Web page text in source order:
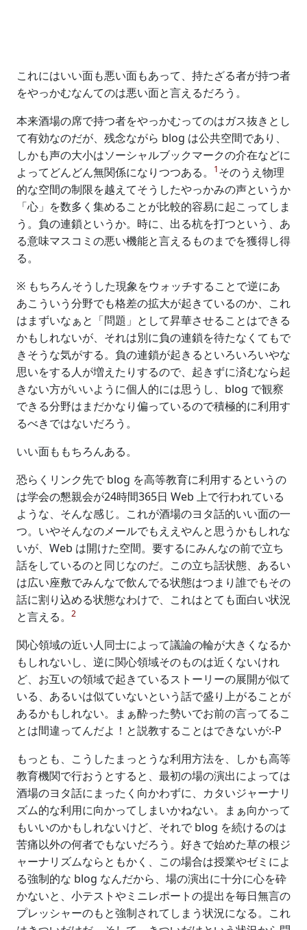
これにはいい面も悪い面もあって、持たざる者が持つ者
をやっかむなんてのは悪い面と言えるだろう。
本来酒場の席で持つ者をやっかむってのはガス抜きとし
て有効なのだが、残念ながら blog は公共空間であり、
しかも声の大小はソーシャルブックマークの介在などに
よってどんどん無関係になりつつある。
1そのうえ物理
的な空間の制限を越えてそうしたやっかみの声というか
「心」を数多く集めることが比較的容易に起こってしま
う。負の連鎖というか。時に、出る杭を打つという、あ
る意味マスコミの悪い機能と言えるものまでを獲得し得
る。
※ もちろんそうした現象をウォッチすることで逆にあ
あこういう分野でも格差の拡大が起きているのか、これ
はまずいなぁと「問題」として昇華させることはできる
かもしれないが、それは別に負の連鎖を待たなくてもで
きそうな気がする。負の連鎖が起きるといろいろいやな
思いをする人が増えたりするので、起きずに済むなら起
きない方がいいように個人的には思うし、blog で観察
できる分野はまだかなり偏っているので積極的に利用す
るべきではないだろう。
いい面ももちろんある。
恐らくリンク先で blog を高等教育に利用するというの
は学会の懇親会が24時間365日 Web 上で行われている
ような、そんな感じ。これが酒場のヨタ話的いい面の一
つ。いやそんなのメールでもええやんと思うかもしれな
いが、Web は開けた空間。要するにみんなの前で立ち
話をしているのと同じなのだ。この立ち話状態、あるい
は広い座敷でみんなで飲んでる状態はつまり誰でもその
話に割り込める状態なわけで、これはとても面白い状況
と言える。
2
関心領域の近い人同士によって議論の輪が大きくなるか
もしれないし、逆に関心領域そのものは近くないけれ
ど、お互いの領域で起きているストーリーの展開が似て
いる、あるいは似ていないという話で盛り上がることが
あるかもしれない。まぁ酔った勢いでお前の言ってるこ
とは間違ってんだよ！と説教することはできないが:-P
もっとも、こうしたまっとうな利用方法を、しかも高等
教育機関で行おうとすると、最初の場の演出によっては
酒場のヨタ話にまったく向かわずに、カタいジャーナリ
ズム的な利用に向かってしまいかねない。まぁ向かって
もいいのかもしれないけど、それで blog を続けるのは
苦痛以外の何者でもないだろう。好きで始めた草の根ジ
ャーナリズムならともかく、この場合は授業やゼミによ
る強制的な blog なんだから、場の演出に十分に心を砕
かないと、小テストやミニレポートの提出を毎日無言の
プレッシャーのもと強制されてしまう状況になる。これ